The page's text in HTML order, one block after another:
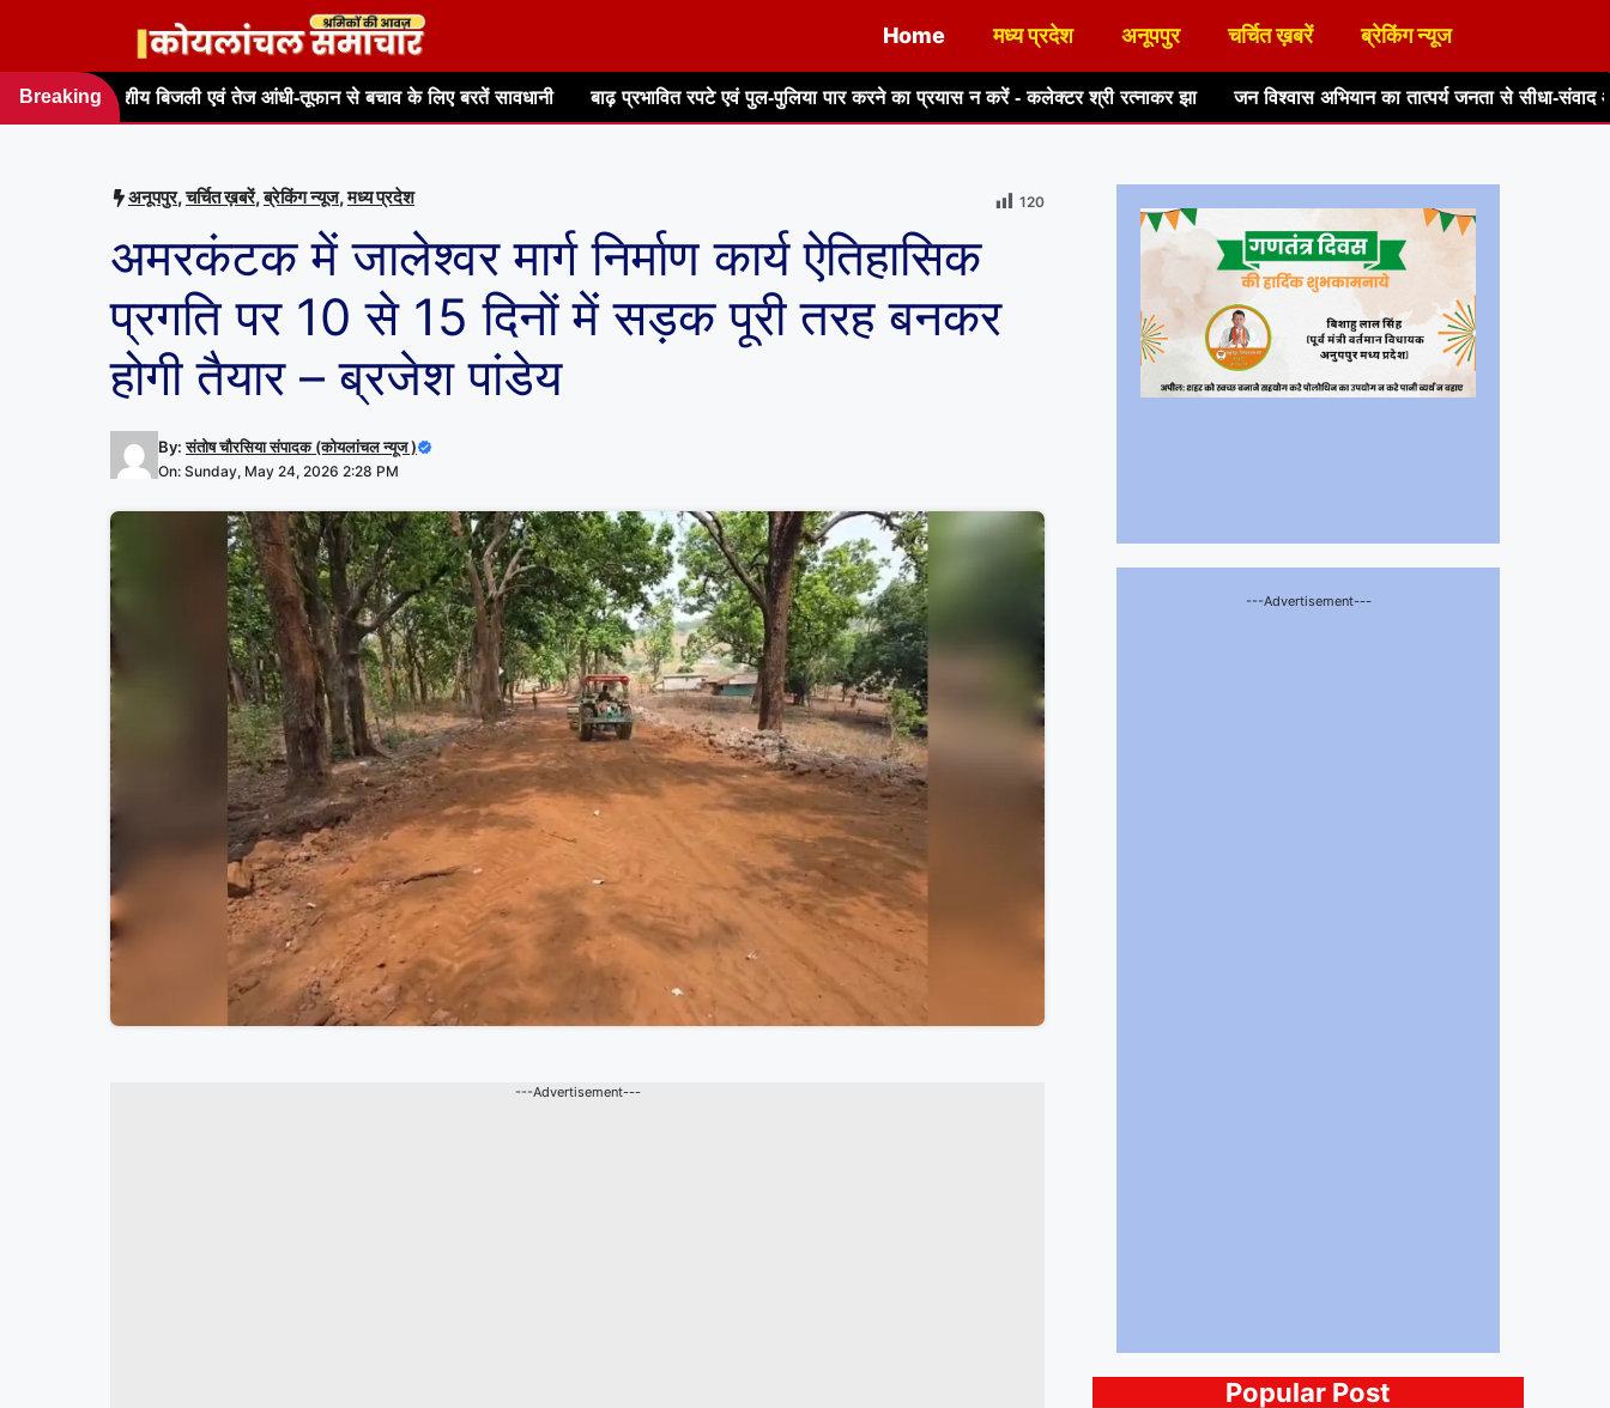
content
Home मध्य प्रदेश अनूपपुर चर्चित ख़बरें ब्रेकिंग न्यूज
Breaking
एवं तेज आंधी-तूफान से बचाव के लिए बरतें सावधानी बाढ़ प्रभावित रपटे एवं पुल-पुलिया पार करने का प्रयास न करें - कलेक्टर श्री रत्नाकर झा जन विश्वास अभियान का तात्पर्य जनता से सीधा-संवाद और जुड़ाव- राज्य मंत्री
अनूपपुर,चर्चित ख़बरें,ब्रेकिंग न्यूज,मध्य प्रदेश 120
अमरकंटक में जालेश्वर मार्ग निर्माण कार्य ऐतिहासिक
प्रगति पर 10 से 15 दिनों में सड़क पूरी तरह बनकर
होगी तैयार – ब्रजेश पांडेय
By:संतोष चौरसिया संपादक (कोयलांचल न्यूज )
On: Sunday, May 24, 2026 2:28 PM
---Advertisement---
---Advertisement---
Popular Post